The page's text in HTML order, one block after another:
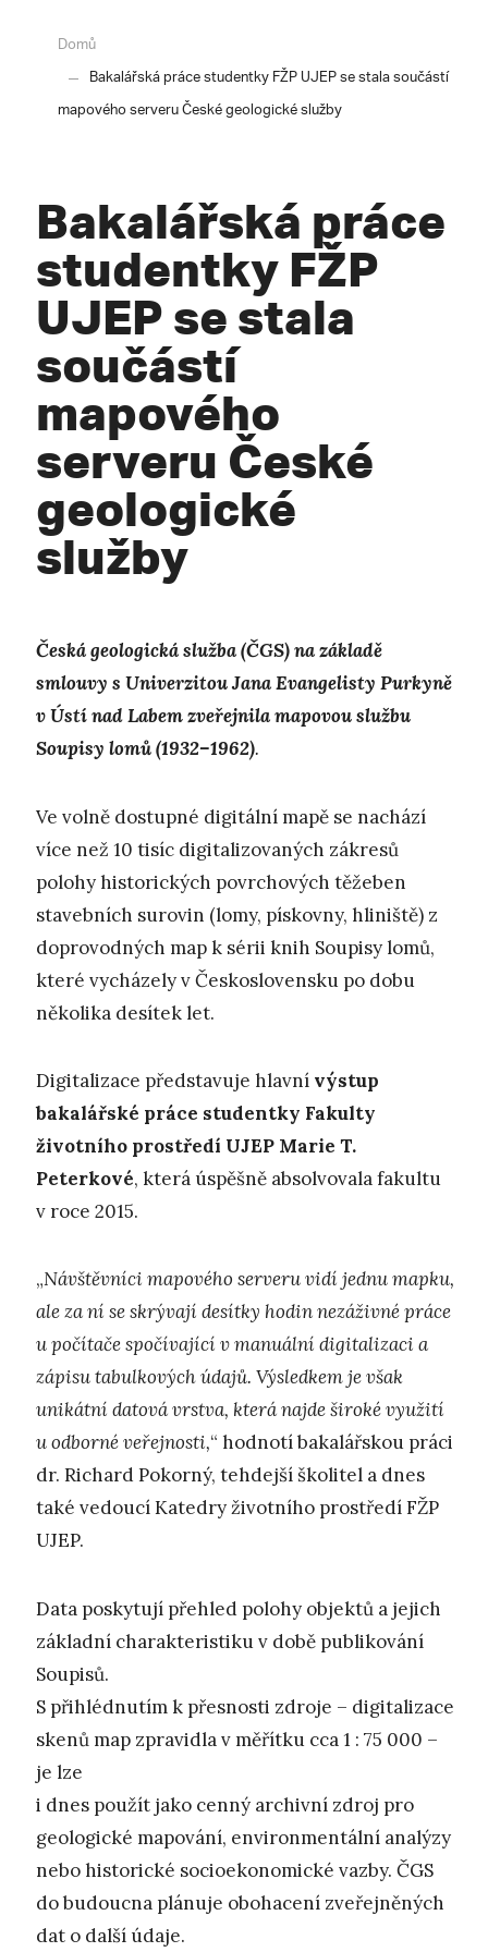
Domů
Bakalářská práce studentky FŽP UJEP se stala součástí
mapového serveru České geologické služby
Bakalářská práce
studentky FŽP
UJEP se stala
součástí
mapového
serveru České
geologické
služby
Česká geologická služba (ČGS) na základě
smlouvy s Univerzitou Jana Evangelisty Purkyně
v Ústí nad Labem zveřejnila mapovou službu
Soupisy lomů (1932–1962).
Ve volně dostupné digitální mapě se nachází
více než 10 tisíc digitalizovaných zákresů
polohy historických povrchových těžeben
stavebních surovin (lomy, pískovny, hliniště) z
doprovodných map k sérii knih Soupisy lomů,
které vycházely v Československu po dobu
několika desítek let.
Digitalizace představuje hlavní výstup
bakalářské práce studentky Fakulty
životního prostředí UJEP Marie T.
Peterkové, která úspěšně absolvovala fakultu
v roce 2015.
„Návštěvníci mapového serveru vidí jednu mapku,
ale za ní se skrývají desítky hodin nezáživné práce
u počítače spočívající v manuální digitalizaci a
zápisu tabulkových údajů. Výsledkem je však
unikátní datová vrstva, která najde široké využití
u odborné veřejnosti,“ hodnotí bakalářskou práci
dr. Richard Pokorný, tehdejší školitel a dnes
také vedoucí Katedry životního prostředí FŽP
UJEP.
Data poskytují přehled polohy objektů a jejich
základní charakteristiku v době publikování
Soupisů.
S přihlédnutím k přesnosti zdroje – digitalizace
skenů map zpravidla v měřítku cca 1 : 75 000 –
je lze
i dnes použít jako cenný archivní zdroj pro
geologické mapování, environmentální analýzy
nebo historické socioekonomické vazby. ČGS
do budoucna plánuje obohacení zveřejněných
dat o další údaje.